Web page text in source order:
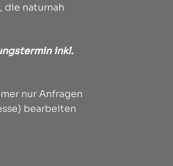
die naturnah
inkl.
nur Anfragen
bearbeiten